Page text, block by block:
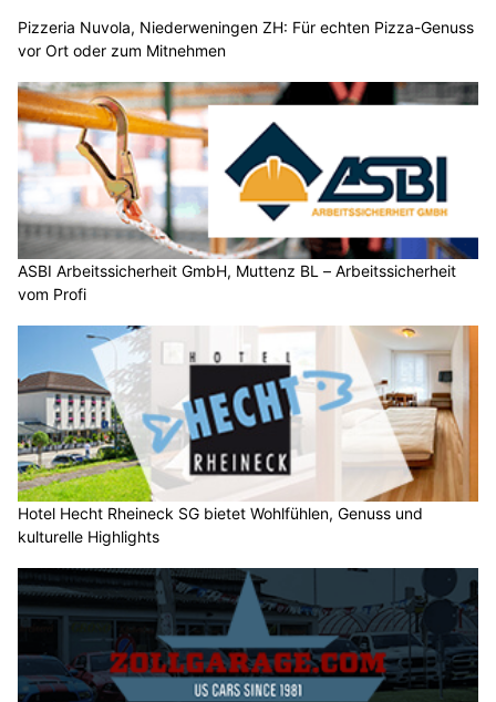
Pizzeria Nuvola, Niederweningen ZH: Für echten Pizza-Genuss
vor Ort oder zum Mitnehmen
ASBI Arbeitssicherheit GmbH, Muttenz BL – Arbeitssicherheit
vom Profi
Hotel Hecht Rheineck SG bietet Wohlfühlen, Genuss und
kulturelle Highlights